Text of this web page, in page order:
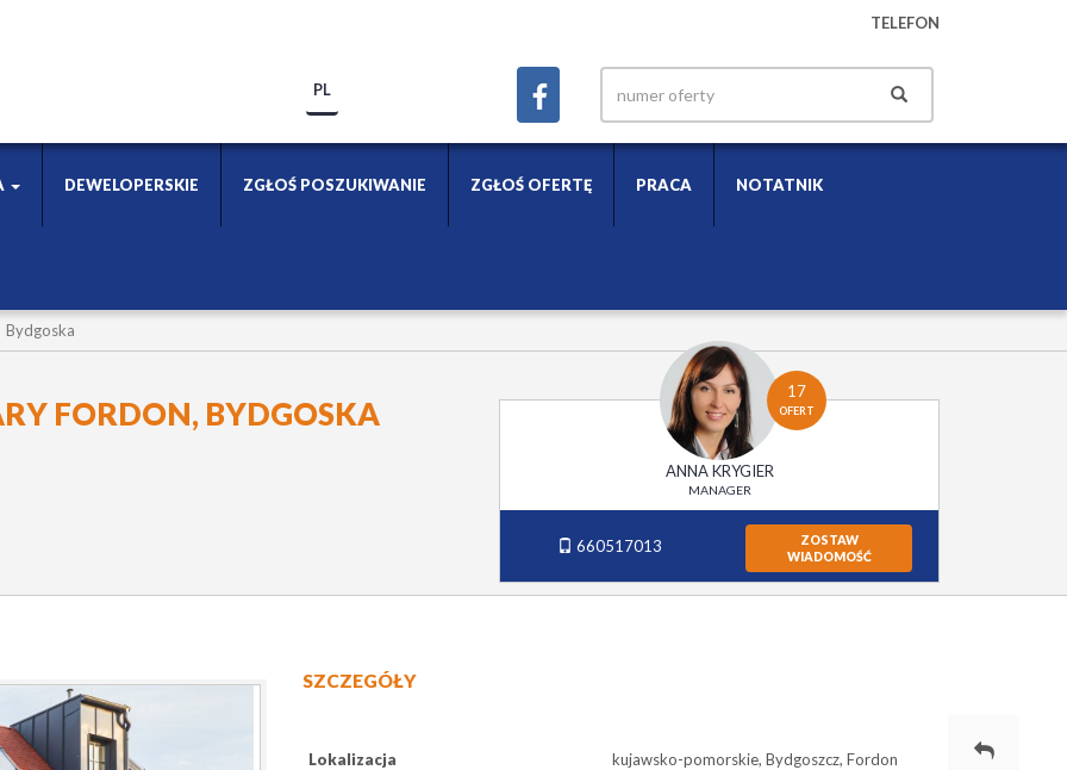
TELEFON
PL
DEWELOPERSKIE ZGŁOŚ POSZUKIWANIE ZGŁOŚ OFERTĘ PRACA NOTATNIK
Bydgoska
FORDON, BYDGOSKA
17
OFERT
ANNA KRYGIER
MANAGER
660517013
ZOSTAW
WIADOMOŚĆ
SZCZEGÓŁY
Lokalizacja kujawsko-pomorskie, Bydgoszcz, Fordon